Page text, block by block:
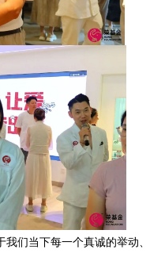
们当下每一个真诚的举动、